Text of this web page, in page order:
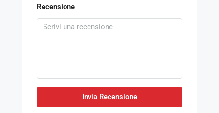
Recensione
Invia Recensione